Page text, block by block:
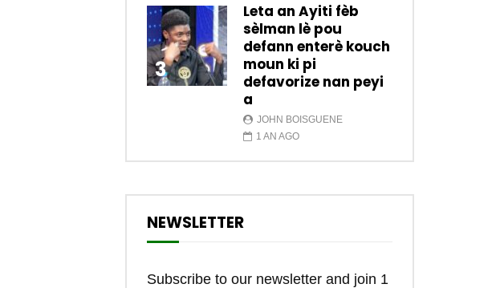
3
Leta an Ayiti fèb
sèlman lè pou
defann enterè kouch
moun ki pi
defavorize nan peyi
a
JOHN BOISGUENE
1 AN AGO
NEWSLETTER
Subscribe to our newsletter and join 1